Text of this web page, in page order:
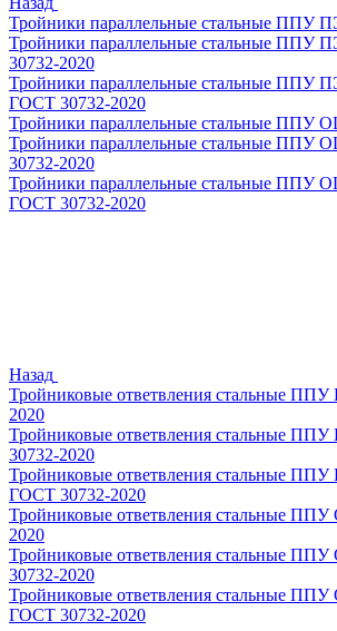
Тройники параллельные стальные ППУ
Тройники параллельные стальные
30732-2020
Тройники параллельные стальные ППУ
ГОСТ 30732-2020
Тройники параллельные стальные ППУ
Тройники параллельные стальные
30732-2020
Тройники параллельные стальные ППУ
ГОСТ 30732-2020
Назад
Тройниковые ответвления стальные
2020
Тройниковые ответвления стальные
30732-2020
Тройниковые ответвления стальные
ГОСТ 30732-2020
Тройниковые ответвления стальные
2020
Тройниковые ответвления стальные
30732-2020
Тройниковые ответвления стальные
ГОСТ 30732-2020